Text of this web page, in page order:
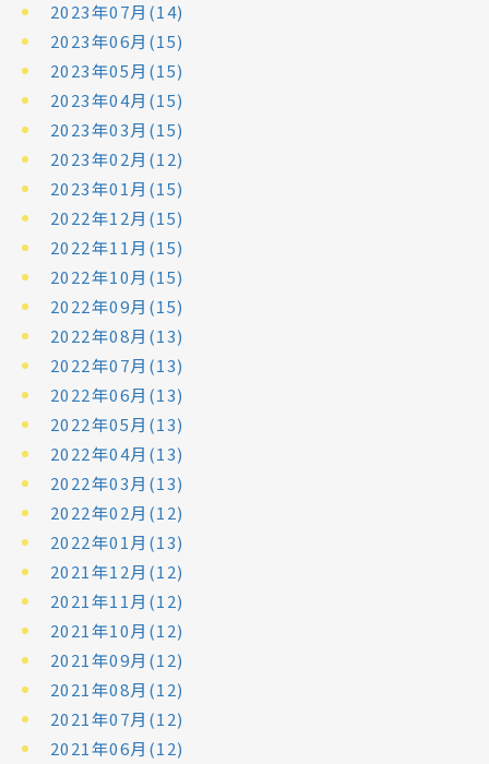
2023年07月(14)
2023年06月(15)
2023年05月(15)
2023年04月(15)
2023年03月(15)
2023年02月(12)
2023年01月(15)
2022年12月(15)
2022年11月(15)
2022年10月(15)
2022年09月(15)
2022年08月(13)
2022年07月(13)
2022年06月(13)
2022年05月(13)
2022年04月(13)
2022年03月(13)
2022年02月(12)
2022年01月(13)
2021年12月(12)
2021年11月(12)
2021年10月(12)
2021年09月(12)
2021年08月(12)
2021年07月(12)
2021年06月(12)